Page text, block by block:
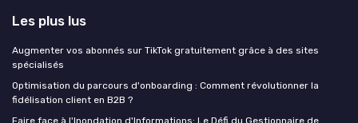
Les plus lus
Augmenter vos abonnés sur TikTok gratuitement grâce à des sites
spécialisés
Optimisation du parcours d'onboarding : Comment révolutionner la
fidélisation client en B2B ?
Faire face à l'Inondation d'Informations: Le Défi du Gestionnaire de